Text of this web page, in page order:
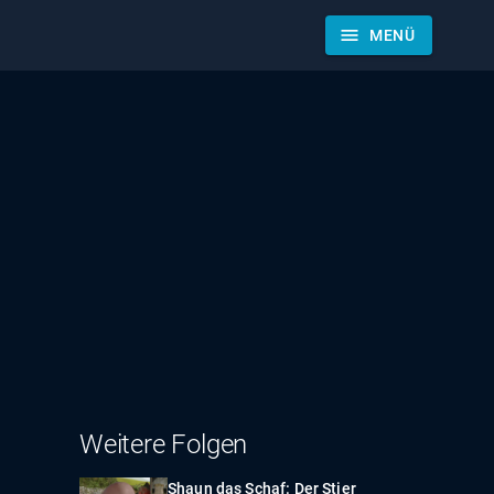
menu MENÜ
Weitere Folgen
Shaun das Schaf: Der Stier